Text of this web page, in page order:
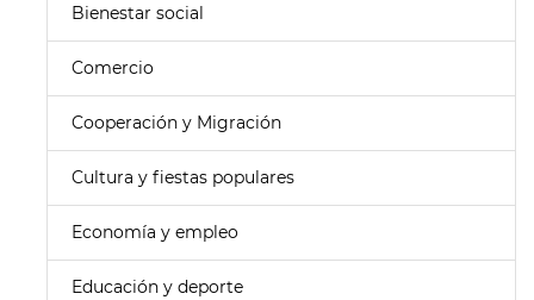
Bienestar social
Comercio
Cooperación y Migración
Cultura y fiestas populares
Economía y empleo
Educación y deporte